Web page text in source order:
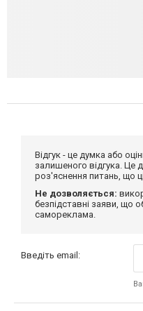
Відгук - це думка або
залишеного відгука. Це
роз'яснення питань, що
Не дозволяється:
безпідставні заяви, що
самореклама.
Введіть email: